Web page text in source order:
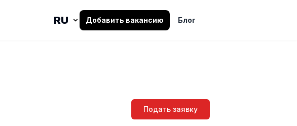
Добавить вакансию Блог
Подать заявку